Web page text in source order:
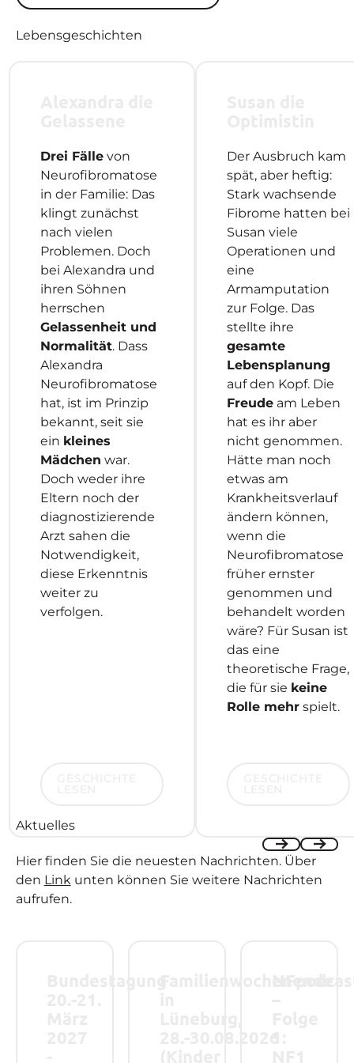
Lebensgeschichten
Drei Fällevon
Neurofibromatose
in der Familie: Das
klingt zunächst
nach vielen
Problemen. Doch
bei Alexandra und
ihren Söhnen
herrschen
Gelassenheit und
Normalität. Dass
Alexandra
Neurofibromatose
hat, ist im Prinzip
bekannt, seit sie
ein kleines
Mädchen war.
Doch weder ihre
Eltern noch der
diagnostizierende
Arzt sahen die
Notwendigkeit,
diese Erkenntnis
weiter zu
verfolgen.
Der Ausbruch kam
spät, aber heftig:
Stark wachsende
Fibrome hatten bei
Susan viele
Operationen und
eine
Armamputation
zur Folge. Das
stellte ihre
gesamte
Lebensplanung
auf den Kopf. Die
Freudeam Leben
hat es ihr aber
nicht genommen.
Hätte man noch
etwas am
Krankheitsverlauf
ändern können,
wenn die
Neurofibromatose
früher ernster
genommen und
behandelt worden
wäre? Für Susan ist
das eine
theoretische Frage,
die für sie keine
Rolle mehrspielt.
Previous
Next
Aktuelles
Hier finden Sie die neuesten Nachrichten. Über
den Link unten können Sie weitere Nachrichten
aufrufen.